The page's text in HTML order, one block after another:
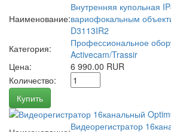
Наименование:
Внутренняя купольная
вариофокальным
D3113IR2
Категория:
Профессиональное
Activecam/Trassir
Цена:
6 990.00 RUR
Количество:
Купить
Видеорегистратор